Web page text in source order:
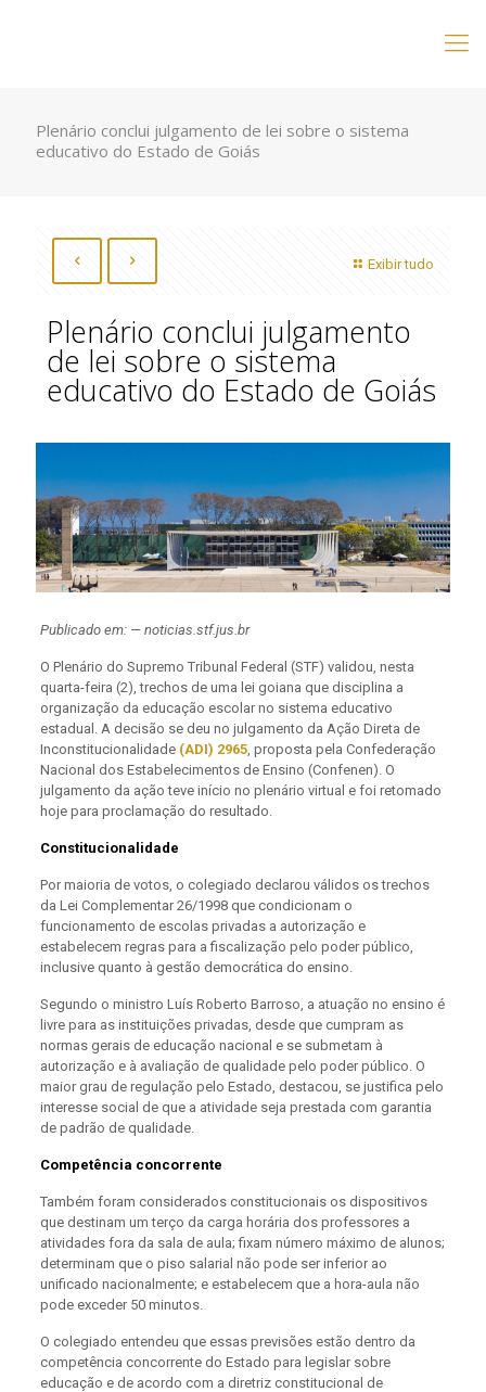
Plenário conclui julgamento de lei sobre o sistema
educativo do Estado de Goiás
Exibir tudo
Plenário conclui julgamento
de lei sobre o sistema
educativo do Estado de Goiás
Publicado em: — noticias.stf.jus.br
O Plenário do Supremo Tribunal Federal (STF) validou, nesta
quarta-feira (2), trechos de uma lei goiana que disciplina a
organização da educação escolar no sistema educativo
estadual. A decisão se deu no julgamento da Ação Direta de
Inconstitucionalidade (ADI) 2965, proposta pela Confederação
Nacional dos Estabelecimentos de Ensino (Confenen). O
julgamento da ação teve início no plenário virtual e foi retomado
hoje para proclamação do resultado.
Constitucionalidade
Por maioria de votos, o colegiado declarou válidos os trechos
da Lei Complementar 26/1998 que condicionam o
funcionamento de escolas privadas a autorização e
estabelecem regras para a fiscalização pelo poder público,
inclusive quanto à gestão democrática do ensino.
Segundo o ministro Luís Roberto Barroso, a atuação no ensino é
livre para as instituições privadas, desde que cumpram as
normas gerais de educação nacional e se submetam à
autorização e à avaliação de qualidade pelo poder público. O
maior grau de regulação pelo Estado, destacou, se justifica pelo
interesse social de que a atividade seja prestada com garantia
de padrão de qualidade.
Competência concorrente
Também foram considerados constitucionais os dispositivos
que destinam um terço da carga horária dos professores a
atividades fora da sala de aula; fixam número máximo de alunos;
determinam que o piso salarial não pode ser inferior ao
unificado nacionalmente; e estabelecem que a hora-aula não
pode exceder 50 minutos.
O colegiado entendeu que essas previsões estão dentro da
competência concorrente do Estado para legislar sobre
educação e de acordo com a diretriz constitucional de